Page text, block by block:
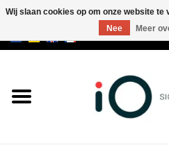
Merken
Wij slaan cookies op om onze website
Nee
Meer